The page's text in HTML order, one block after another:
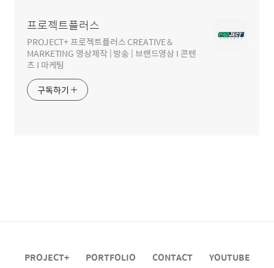
프로젝트플러스
PROJECT+ 프로젝트플러스 CREATIVE &
MARKETING 영상제작 | 방송 | 브랜드영상 I 콘텐
츠 I 마케팅
구독하기
PROJECT+ PORTFOLIO CONTACT YOUTUBE